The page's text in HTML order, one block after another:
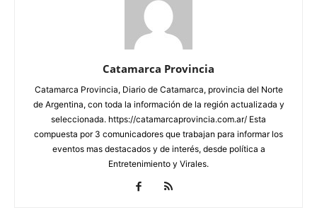
Catamarca Provincia
Catamarca Provincia, Diario de Catamarca, provincia del Norte
de Argentina, con toda la información de la región actualizada y
seleccionada. https://catamarcaprovincia.com.ar/ Esta
compuesta por 3 comunicadores que trabajan para informar los
eventos mas destacados y de interés, desde política a
Entretenimiento y Virales.